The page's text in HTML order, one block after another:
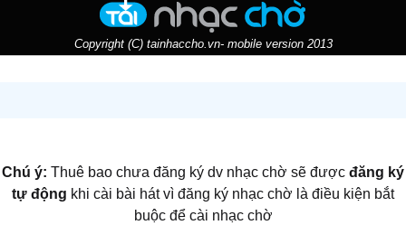
Copyright (C) tainhaccho.vn- mobile version 2013
Chú ý: Thuê bao chưa đăng ký dv nhạc chờ sẽ được đăng ký
tự động khi cài bài hát vì đăng ký nhạc chờ là điều kiện bắt
buộc để cài nhạc chờ